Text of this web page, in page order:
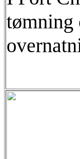
tømning